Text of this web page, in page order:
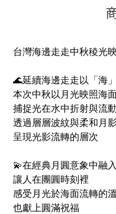
台灣海邊走走中秋稜光
🌊延續海邊走走以「海
本次中秋以月光映照海
捕捉光在水中折射與流動
透過層層波紋與柔和月
呈現光影流轉的層次
💫在經典月圓意象中融
讓人在團圓時刻裡
感受月光於海面流轉的
也獻上圓滿祝福